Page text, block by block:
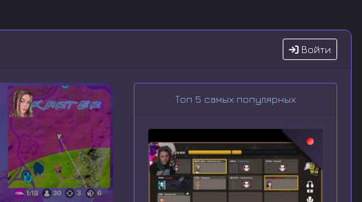
Войти
Топ 5 самых популярных